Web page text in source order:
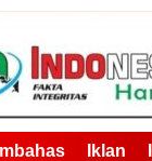
Iklan